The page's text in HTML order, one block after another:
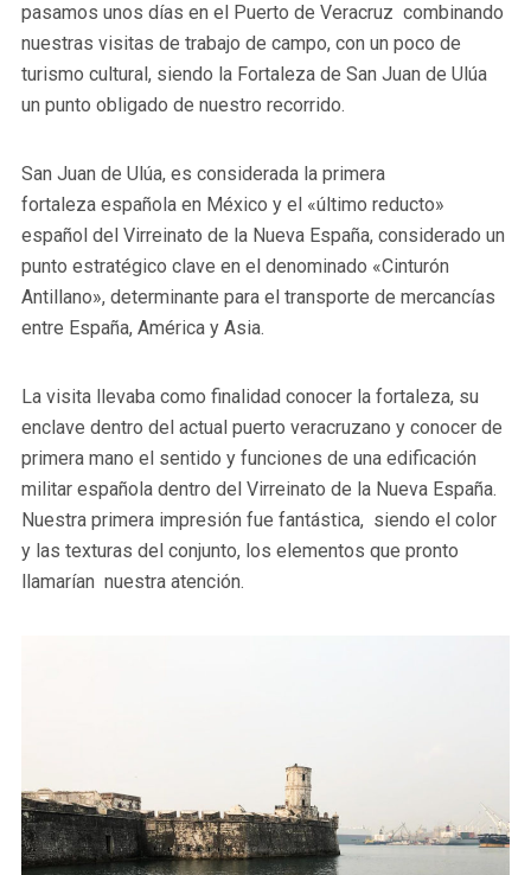
pasamos unos días en el Puerto de Veracruz combinando
nuestras visitas de trabajo de campo, con un poco de
turismo cultural, siendo la Fortaleza de San Juan de Ulúa
un punto obligado de nuestro recorrido.
San Juan de Ulúa, es considerada la primera
fortaleza española en México y el «último reducto»
español del Virreinato de la Nueva España, considerado un
punto estratégico clave en el denominado «Cinturón
Antillano», determinante para el transporte de mercancías
entre España, América y Asia.
La visita llevaba como finalidad conocer la fortaleza, su
enclave dentro del actual puerto veracruzano y conocer de
primera mano el sentido y funciones de una edificación
militar española dentro del Virreinato de la Nueva España.
Nuestra primera impresión fue fantástica, siendo el color
y las texturas del conjunto, los elementos que pronto
llamarían nuestra atención.